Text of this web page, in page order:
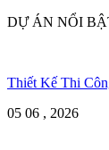
DỰ ÁN NỔI
Thiết Kế Thi
05 06 , 2026